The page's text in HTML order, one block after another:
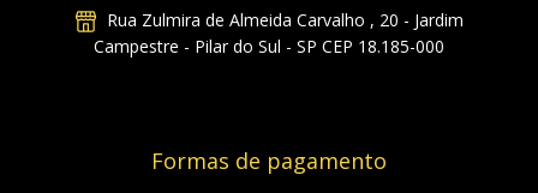
Rua Zulmira de Almeida Carvalho , 20 - Jardim
Campestre - Pilar do Sul - SP CEP 18.185-000
Formas de pagamento